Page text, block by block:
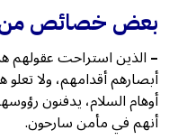
بعض خصائص
–الذين استراحت عقولهم
أبصارهم أقدامهم، ولا
أوهام السلام، يدفنون
أنهم في مأمن سارحون.